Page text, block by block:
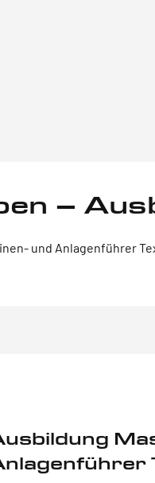
–
und Anlagenführer